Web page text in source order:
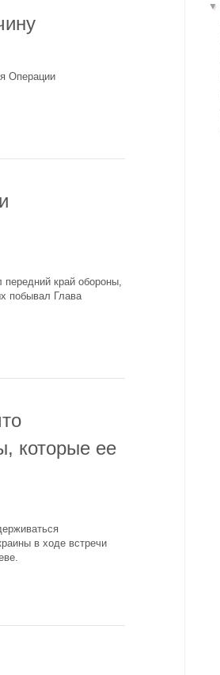
Операции
край обороны,
побывал Глава
которые ее
в ходе встречи
▼